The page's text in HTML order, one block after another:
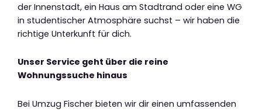
der Innenstadt, ein Haus am Stadtrand oder eine WG
in studentischer Atmosphäre suchst – wir haben die
richtige Unterkunft für dich.
Unser Service geht über die reine
Wohnungssuche hinaus
Bei Umzug Fischer bieten wir dir einen umfassenden